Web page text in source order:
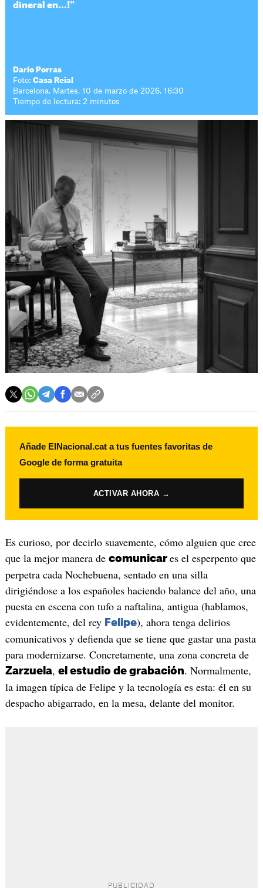
dineral en...!"
Darío Porras
Foto:Casa Reial
Barcelona. Martes, 10 de marzo de 2026. 16:30
Tiempo de lectura: 2 minutos
Añade ElNacional.cat a tus fuentes favoritas de
Google de forma gratuita
ACTIVAR AHORA →
Es curioso, por decirlo suavemente, cómo alguien que cree
que la mejor manera de comunicar es el esperpento que
perpetra cada Nochebuena, sentado en una silla
dirigiéndose a los españoles haciendo balance del año, una
puesta en escena con tufo a naftalina, antigua (hablamos,
evidentemente, del rey Felipe), ahora tenga delirios
comunicativos y defienda que se tiene que gastar una pasta
para modernizarse. Concretamente, una zona concreta de
Zarzuela, el estudio de grabación. Normalmente,
la imagen típica de Felipe y la tecnología es esta: él en su
despacho abigarrado, en la mesa, delante del monitor.